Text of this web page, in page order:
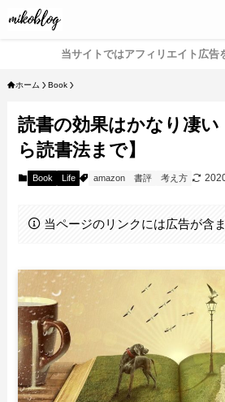
当サイトではアフィリエイト広告
ホーム Book
読書の効果はかなり凄
ら読書法まで】
Book Life amazon 書評 考え方
当ページのリンクには広告が含